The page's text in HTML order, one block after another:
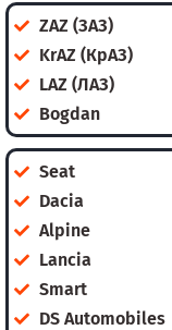
ZAZ (ЗАЗ)
KrAZ (КрАЗ)
LAZ (ЛАЗ)
Bogdan
Seat
Dacia
Alpine
Lancia
Smart
DS Automobiles